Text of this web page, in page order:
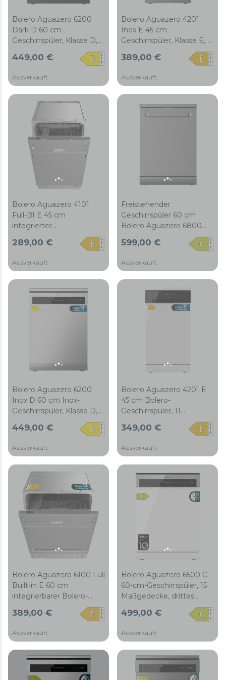
Ausgestattet mit
höhenverstellbarem
Oberkorb (auch bei
Beladung) und
Besteckschublade.
Bolero Aguazero 6200
Dark D 60 cm
Geschirrspüler, Klasse D,
14 Bezüge, 6 Programme
mit Zweizonenwäsche,
Turbotrocknen+, halbe
Beladung und
Startverzögerung.
449,00 €
Ausverkauft
Bolero Aguazero 4201
Inox E 45 cm
Geschirrspüler, Klasse E, 11
Programme mit
Startvorwahl und
elektronischem
AquaStop.
389,00 €
Ausverkauft
Bolero Aguazero 4101
Full-BI E 45 cm
integrierter
Geschirrspüler, Klasse E, 11
Maßgedecke, 6
Zweizonenwäsche,
automatischer Wäsche,
Startverzögerung und
elektronischem
AquaStop.
289,00 €
Ausverkauft
Freistehender
Geschirrspüler 60 cm
Bolero Aguazero 6800
Stainless Steel. Geringer
Stromverbrauch, 14
Programme, ABT-
Antibakterieller Filter,
ION-System Modus ECO,
599,00 €
Ausverkauft
Bolero Aguazero 6200
Inox D 60 cm Inox-
Geschirrspüler, Klasse D,
14 Bezüge, 6 Programme
mit Zweizonenwäsche,
Turbotrocknen+, halbe
Beladung und
Startverzögerung.
449,00 €
Ausverkauft
Bolero Aguazero 4201 E
45 cm Bolero-
Geschirrspüler, 11
Programme mit
verzögertem Start.
349,00 €
Ausverkauft
Bolero Aguazero 6100 Full
Built-in E 60 cm
integrierbarer Bolero-
Besteckteile und 7
verzögertem Start.
389,00 €
Ausverkauft
Bolero Aguazero 6500 C
60-cm-Geschirrspüler, 15
Maßgedecke, drittes
Fach, 6 Programme mit
Zweizonenwäsche,
halber Beladung,
verzögertem Start und
Inverter Plus-Motor.
499,00 €
Ausverkauft